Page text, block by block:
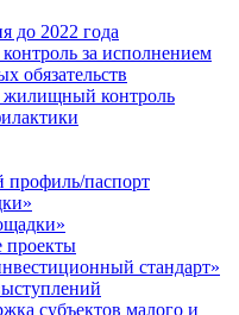
до 2022 года
за исполнением
обязательств
контроль
паспорт
проекты
стандарт»
субъектов малого и